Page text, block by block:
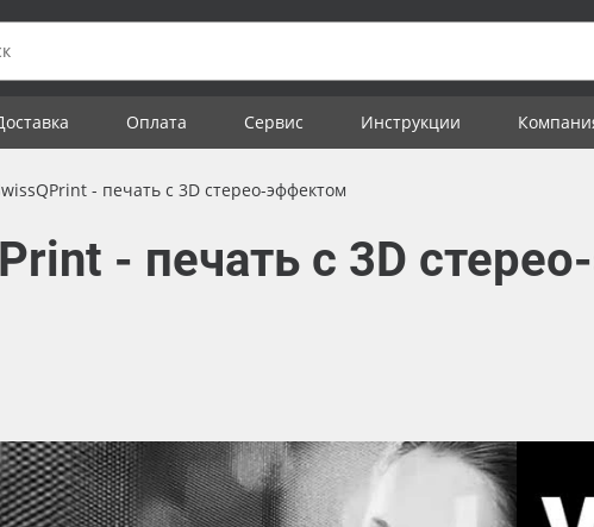
Оплата Сервис Инструкции
- печать с 3D стерео-эффектом
- печать с 3D